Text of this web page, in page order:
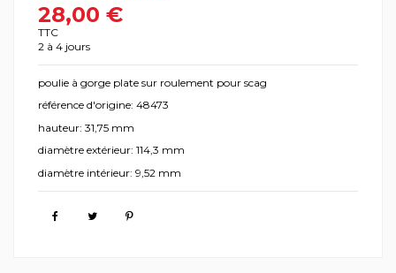
28,00 €
TTC
2 à 4 jours
poulie à gorge plate sur roulement pour scag
référence d'origine: 48473
hauteur: 31,75 mm
diamètre extérieur: 114,3 mm
diamètre intérieur: 9,52 mm